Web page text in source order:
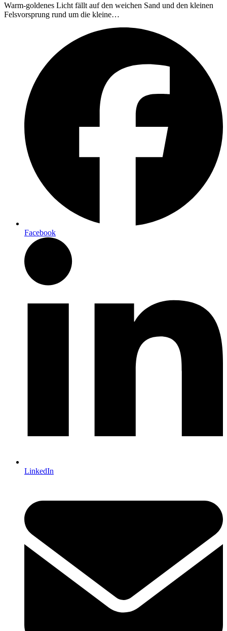
Warm-goldenes Licht fällt auf den weichen Sand und den kleinen
Felsvorsprung rund um die kleine…
Facebook
LinkedIn